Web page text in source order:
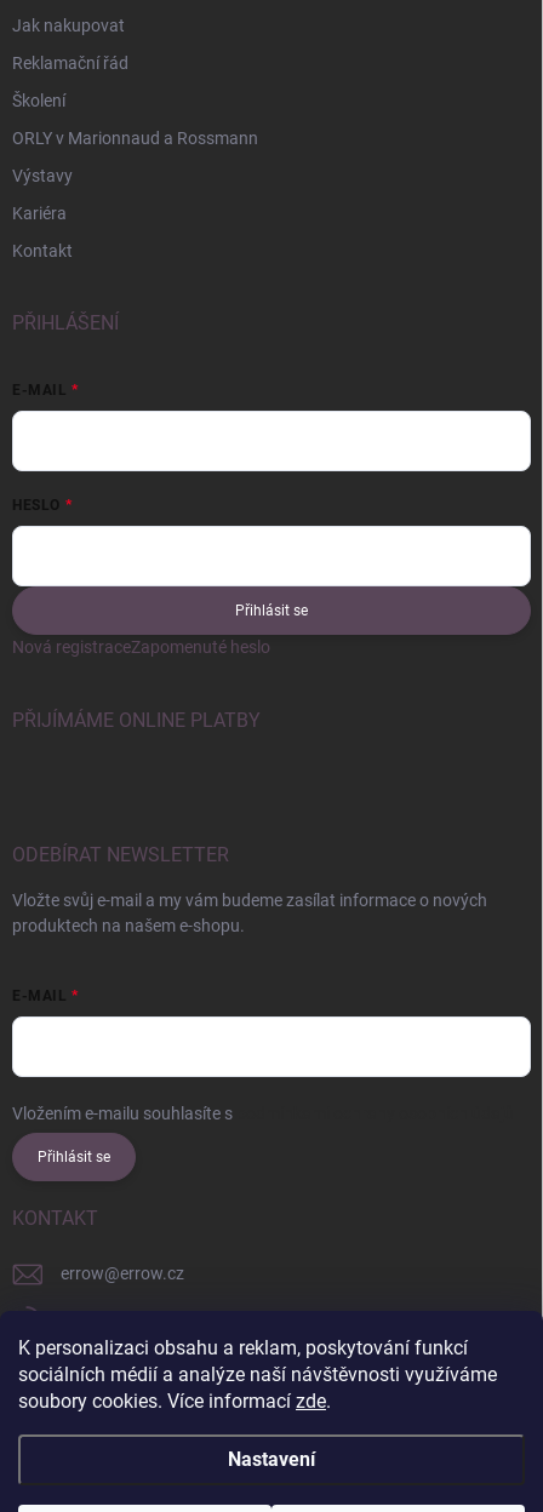
K personalizaci obsahu a reklam, poskytování funkcí
sociálních médií a analýze naší návštěvnosti využíváme
soubory cookies. Více informací zde.
Nastavení
Jak nakupovat
Reklamační řád
Školení
ORLY v Marionnaud a Rossmann
Výstavy
Kariéra
Kontakt
PŘIHLÁŠENÍ
E-MAIL
HESLO
Přihlásit se
Nová registraceZapomenuté heslo
PŘIJÍMÁME ONLINE PLATBY
ODEBÍRAT NEWSLETTER
Vložte svůj e-mail a my vám budeme zasílat informace o nových
produktech na našem e-shopu.
E-MAIL
Vložením e-mailu souhlasíte s
Přihlásit se
KONTAKT
errow@errow.cz
explore/locations/957228892/